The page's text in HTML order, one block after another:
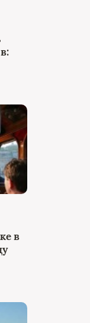
в